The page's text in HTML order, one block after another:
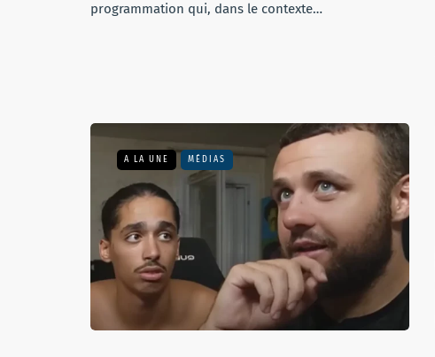
programmation qui, dans le contexte…
A LA UNE MÉDIAS